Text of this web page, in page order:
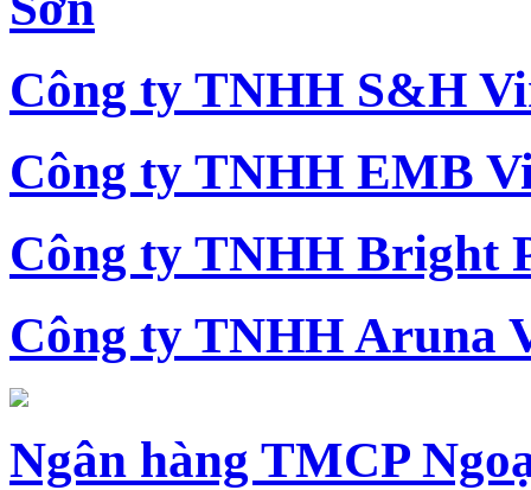
Công ty TNHH S&H
Công ty TNHH EMB
Công ty TNHH Bright
Công ty TNHH Aruna
Ngân hàng TMCP